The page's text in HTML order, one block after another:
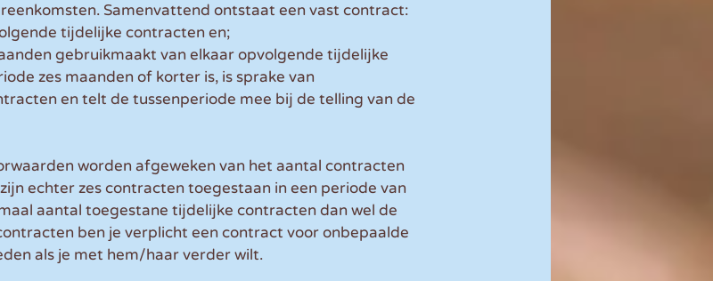
Samenvattend ontstaat een vast contract:
tijdelijke contracten en;
gebruikmaakt van elkaar opvolgende tijdelijke
zes maanden of korter is, is sprake van
en telt de tussenperiode mee bij de telling van de
worden afgeweken van het aantal contracten
echter zes contracten toegestaan in een periode van
aantal toegestane tijdelijke contracten dan wel de
ben je verplicht een contract voor onbepaalde
als je met hem/haar verder wilt.